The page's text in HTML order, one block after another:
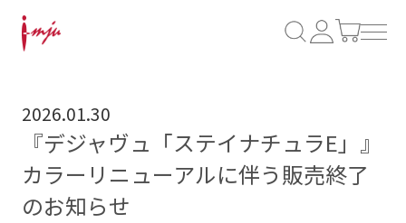
2026.01.30
『デジャヴュ「ステイナチュラE」』
カラーリニューアルに伴う販売終了
のお知らせ